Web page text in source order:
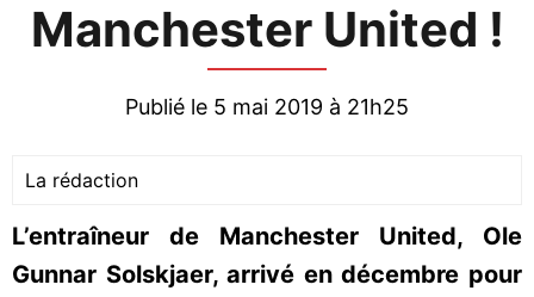
Manchester United !
Publié le 5 mai 2019 à 21h25
La rédaction
L’entraîneur de Manchester United, Ole
Gunnar Solskjaer, arrivé en décembre pour